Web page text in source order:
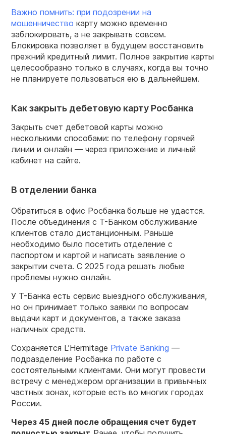
Важно помнить: при подозрении на
мошенничество карту можно временно
заблокировать, а не закрывать совсем.
Блокировка позволяет в будущем восстановить
прежний кредитный лимит. Полное закрытие карты
целесообразно только в случаях, когда вы точно
не планируете пользоваться ею в дальнейшем.
Как закрыть дебетовую карту Росбанка
Закрыть счет дебетовой карты можно
несколькими способами: по телефону горячей
линии и онлайн — через приложение и личный
кабинет на сайте.
В отделении банка
Обратиться в офис Росбанка больше не удастся.
После объединения с Т-Банком обслуживание
клиентов стало дистанционным. Раньше
необходимо было посетить отделение с
паспортом и картой и написать заявление о
закрытии счета. С 2025 года решать любые
проблемы нужно онлайн.
У Т-Банка есть сервис выездного обслуживания,
но он принимает только заявки по вопросам
выдачи карт и документов, а также заказа
наличных средств.
Сохраняется L’Hermitage Private Banking —
подразделение Росбанка по работе с
состоятельными клиентами. Они могут провести
встречу с менеджером организации в привычных
частных зонах, которые есть во многих городах
России.
Через 45 дней после обращения счет будет